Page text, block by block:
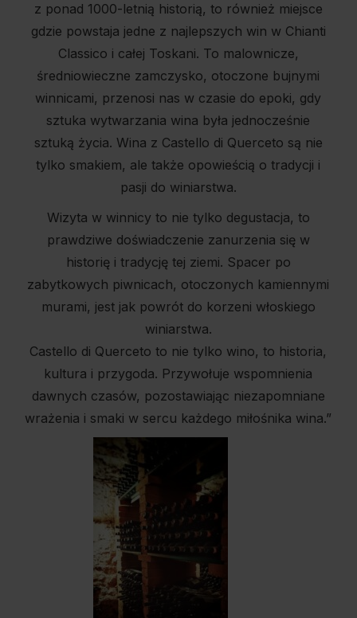
z ponad 1000-letnią historią, to również miejsce
gdzie powstaja jedne z najlepszych win w Chianti
Classico i całej Toskani. To malownicze,
średniowieczne zamczysko, otoczone bujnymi
winnicami, przenosi nas w czasie do epoki, gdy
sztuka wytwarzania wina była jednocześnie
sztuką życia. Wina z Castello di Querceto są nie
tylko smakiem, ale także opowieścią o tradycji i
pasji do winiarstwa.
Wizyta w winnicy to nie tylko degustacja, to
prawdziwe doświadczenie zanurzenia się w
historię i tradycję tej ziemi. Spacer po
zabytkowych piwnicach, otoczonych kamiennymi
murami, jest jak powrót do korzeni włoskiego
winiarstwa.
Castello di Querceto to nie tylko wino, to historia,
kultura i przygoda. Przywołuje wspomnienia
dawnych czasów, pozostawiając niezapomniane
wrażenia i smaki w sercu każdego miłośnika wina.”